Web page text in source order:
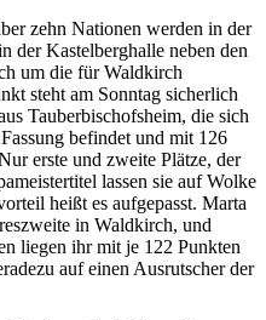
zehn Nationen werden in der
der Kastelberghalle neben den
um die für Waldkirch
steht am Sonntag sicherlich
Tauberbischofsheim, die sich
befindet und mit 126
erste und zweite Plätze, der
lassen sie auf Wolke
heißt es aufgepasst. Marta
in Waldkirch, und
liegen ihr mit je 122 Punkten
auf einen Ausrutscher der